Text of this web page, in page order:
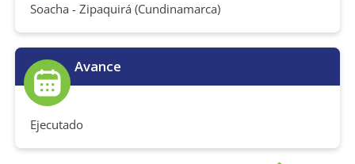
Soacha - Zipaquirá (Cundinamarca)
Avance
Ejecutado